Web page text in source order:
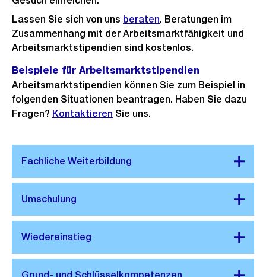
Lassen Sie sich von uns beraten. Beratungen im
Zusammenhang mit der Arbeitsmarktfähigkeit und
Arbeitsmarktstipendien sind kostenlos.
Beispiele für Arbeitsmarktstipendien
Arbeitsmarktstipendien können Sie zum Beispiel in
folgenden Situationen beantragen. Haben Sie dazu
Fragen? Kontaktieren Sie uns.